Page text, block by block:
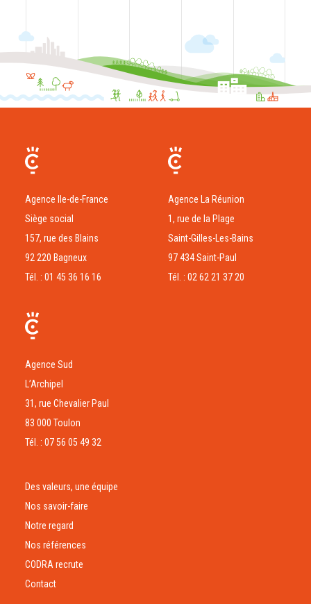
Contact
Agence Ile-de-France
Siège social
157, rue des Blains
92 220 Bagneux
Tél. : 01 45 36 16 16
Agence La Réunion
1, rue de la Plage
Saint-Gilles-Les-Bains
97 434 Saint-Paul
Tél. : 02 62 21 37 20
Agence Sud
L’Archipel
31, rue Chevalier Paul
83 000 Toulon
Tél. : 07 56 05 49 32
Des valeurs, une équipe
Nos savoir-faire
Notre regard
Nos références
CODRA recrute
Contact